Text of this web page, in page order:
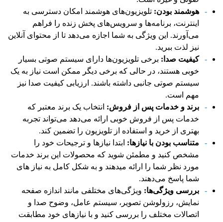
هوشمند بودن: تلویزیون‌های هوشمند امکان دسترسی به
اینترنت، برنامه‌ها و سرویس‌های پخش زنده را فراهم
می‌آورند. این ویژگی به شما اجازه می‌دهد تا از محتوای آنلاین
نیز لذت ببرید.
کیفیت صدا: برخی تلویزیون‌ها دارای سیستم صوتی بسیار
خوبی هستند، در حالی که برخی دیگر ممکن است نیاز به یک
سیستم صوتی جانبی داشته باشند. ارزیابی کیفیت صدا نیز
مهم است.
برند و خدمات پس از فروش: انتخاب یک برند معتبر که
خدمات پس از فروش خوبی ارائه می‌دهد می‌تواند تجربه
بهتری از خرید و استفاده از تلویزیون را تضمین کند.
متناسب بودن با نیازها: ابتدا نیازها و ترجیحات خود را
مشخص کنید و مطمئن شوید که محصولات این برند خدمات
مورد نظر شما را ارائه میدهند و به شکل کامل به نیاز های
شما پاسخ می‌دهند.
بررسی ویژگی‌ها: ویژگی‌های مختلفی مانند اندازه صفحه
نمایش، رزولوشن تصویر، سیستم عامل، وضوح صدا و
اتصالات مختلف را بررسی کنید و با نیازهای خود مطابقت